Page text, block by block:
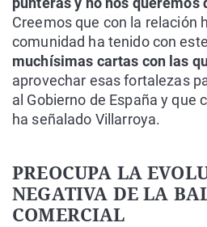
Creemos que con la relación
comunidad ha tenido con
muchísimas cartas con las
aprovechar esas fortalezas
al Gobierno de España y que
ha señalado Villarroya.
PREOCUPA LA
NEGATIVA DE LA
COMERCIAL